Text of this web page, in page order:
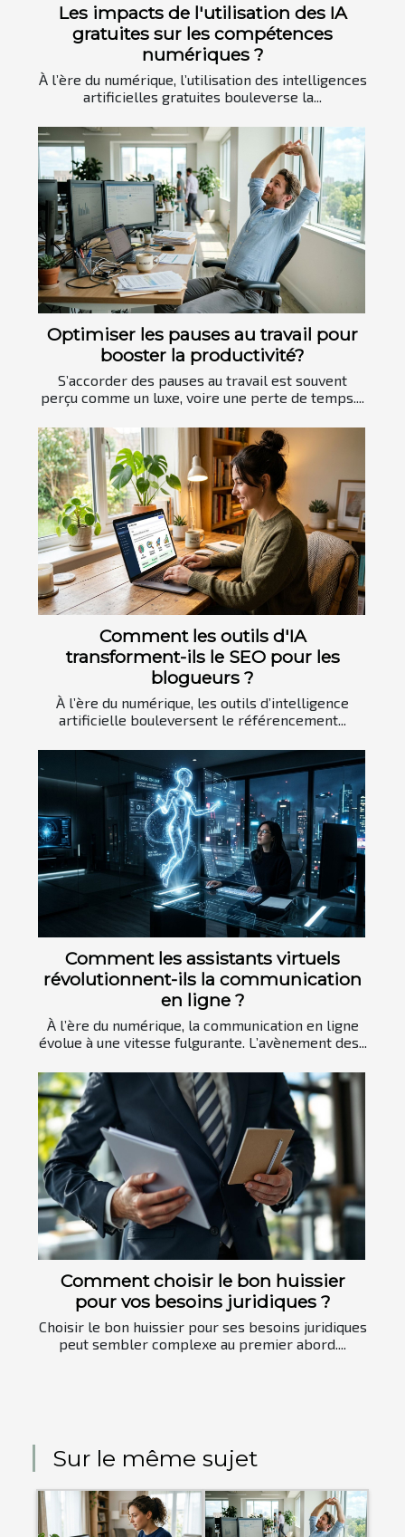
Les impacts de l'utilisation des IA
gratuites sur les compétences
numériques ?
À l’ère du numérique, l’utilisation des intelligences
artificielles gratuites bouleverse la...
Optimiser les pauses au travail pour
booster la productivité?
S’accorder des pauses au travail est souvent
perçu comme un luxe, voire une perte de temps....
Comment les outils d'IA
transforment-ils le SEO pour les
blogueurs ?
À l’ère du numérique, les outils d’intelligence
artificielle bouleversent le référencement...
Comment les assistants virtuels
révolutionnent-ils la communication
en ligne ?
À l’ère du numérique, la communication en ligne
évolue à une vitesse fulgurante. L’avènement des...
Comment choisir le bon huissier
pour vos besoins juridiques ?
Choisir le bon huissier pour ses besoins juridiques
peut sembler complexe au premier abord....
Sur le même sujet